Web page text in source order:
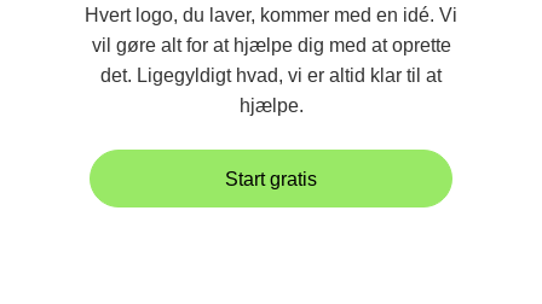
Hvert logo, du laver, kommer med en idé. Vi
vil gøre alt for at hjælpe dig med at oprette
det. Ligegyldigt hvad, vi er altid klar til at
hjælpe.
Start gratis